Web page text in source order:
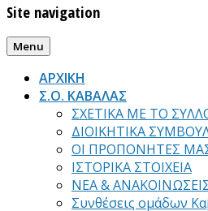
Site navigation
Menu
ΑΡΧΙΚΗ
Σ.Ο. ΚΑΒΑΛΑΣ
ΣΧΕΤΙΚΑ ΜΕ ΤΟ
ΔΙΟΙΚΗΤΙΚΑ
ΟΙ ΠΡΟΠΟΝΗΤΕΣ
ΙΣΤΟΡΙΚΑ ΣΤΟΙΧΕΙΑ
ΝΕΑ &
Συνθέσεις ομάδων